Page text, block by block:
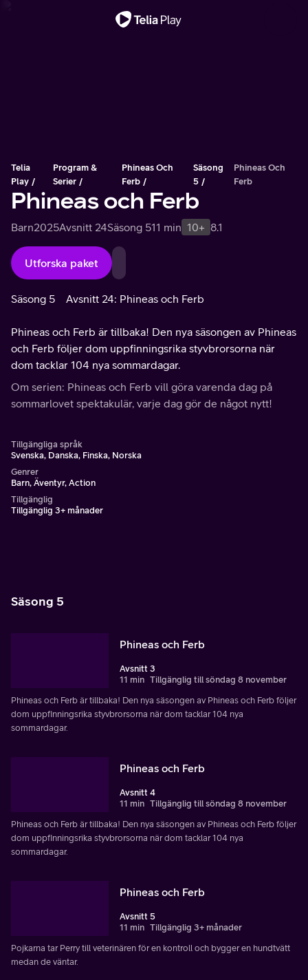
Telia
Play
Program &
Serier
Phineas Och
Ferb
Säsong
5
Phineas Och
Ferb
Phineas och Ferb
Barn2025Avsnitt 24Säsong 511 min 10+ 8.1
Utforska paket
Säsong 5 Avsnitt 24: Phineas och Ferb
Phineas och Ferb är tillbaka! Den nya säsongen av Phineas
och Ferb följer dom uppfinningsrika styvbrorsorna när
dom tacklar 104 nya sommardagar.
Om serien: Phineas och Ferb vill göra varenda dag på
sommarlovet spektakulär, varje dag gör de något nytt!
Tillgängliga språk
Svenska, Danska, Finska, Norska
Genrer
Barn, Äventyr, Action
Tillgänglig
Tillgänglig 3+ månader
Säsong 5
Phineas och Ferb
Avsnitt 3
11 min Tillgänglig till söndag 8 november
Phineas och Ferb är tillbaka! Den nya säsongen av Phineas och Ferb följer
dom uppfinningsrika styvbrorsorna när dom tacklar 104 nya
sommardagar.
Phineas och Ferb
Avsnitt 4
11 min Tillgänglig till söndag 8 november
Phineas och Ferb är tillbaka! Den nya säsongen av Phineas och Ferb följer
dom uppfinningsrika styvbrorsorna när dom tacklar 104 nya
sommardagar.
Phineas och Ferb
Avsnitt 5
11 min Tillgänglig 3+ månader
Pojkarna tar Perry till veterinären för en kontroll och bygger en hundtvätt
medan de väntar.